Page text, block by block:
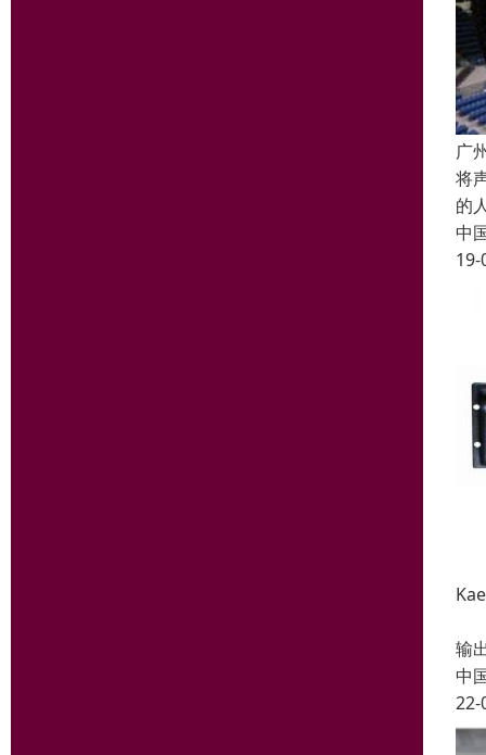
广
将
的
中
19-
输
中
22-